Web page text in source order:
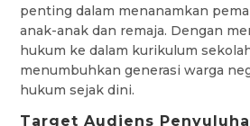
penting dalam menanamkan
anak-anak dan remaja. Dengan
hukum ke dalam kurikulum
menumbuhkan generasi warga
hukum sejak dini.
Target Audiens